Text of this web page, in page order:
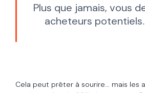
Plus que jamais, vous
acheteurs
Cela peut prêter à sourire... mais les